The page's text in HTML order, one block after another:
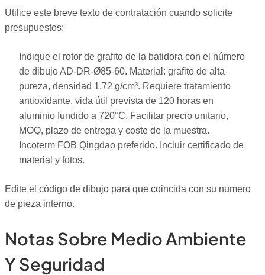
Utilice este breve texto de contratación cuando solicite
presupuestos:
Indique el rotor de grafito de la batidora con el número
de dibujo AD-DR-Ø85-60. Material: grafito de alta
pureza, densidad 1,72 g/cm³. Requiere tratamiento
antioxidante, vida útil prevista de 120 horas en
aluminio fundido a 720°C. Facilitar precio unitario,
MOQ, plazo de entrega y coste de la muestra.
Incoterm FOB Qingdao preferido. Incluir certificado de
material y fotos.
Edite el código de dibujo para que coincida con su número
de pieza interno.
Notas Sobre Medio Ambiente
Y Seguridad